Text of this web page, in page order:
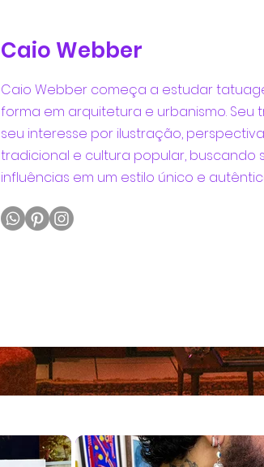
Caio Webber
Caio Webber começa a estudar
forma em arquitetura e urbanismo.
seu interesse por ilustração,
tradicional e cultura popular, buscando
influências em um estilo único e